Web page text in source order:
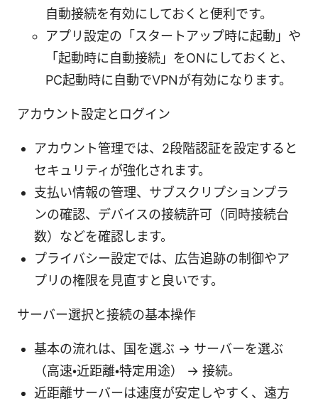
自動接続を有効にしておくと便利です。
アプリ設定の「スタートアップ時に起動」や
「起動時に自動接続」をONにしておくと、
PC起動時に自動でVPNが有効になります。
アカウント設定とログイン
アカウント管理では、2段階認証を設定すると
セキュリティが強化されます。
支払い情報の管理、サブスクリプションプラ
ンの確認、デバイスの接続許可（同時接続台
数）などを確認します。
プライバシー設定では、広告追跡の制御やア
プリの権限を見直すと良いです。
サーバー選択と接続の基本操作
基本の流れは、国を選ぶ → サーバーを選ぶ
（高速・近距離・特定用途） → 接続。
近距離サーバーは速度が安定しやすく、遠方